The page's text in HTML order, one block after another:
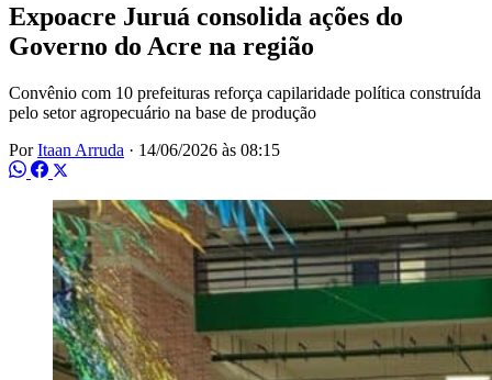
Expoacre Juruá consolida ações do
Governo do Acre na região
Convênio com 10 prefeituras reforça capilaridade política construída
pelo setor agropecuário na base de produção
PorItaan Arruda · 14/06/2026 às 08:15